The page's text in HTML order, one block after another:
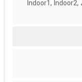
اتوماتیک، آفتابی، ابری، Indoor1, Indoor2,